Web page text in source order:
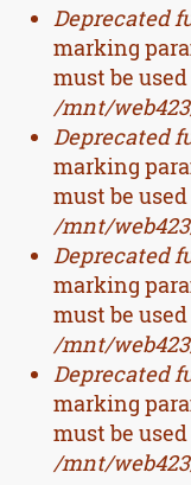
Deprecated
marking
must be
/mnt/
Deprecated
marking
must be
/mnt/
Deprecated
marking
must be
/mnt/
Deprecated
marking
must be
/mnt/